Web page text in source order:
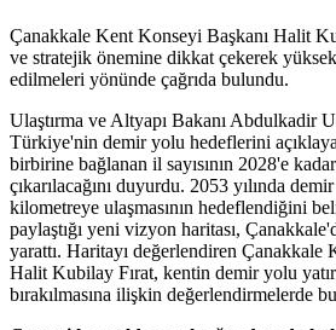
Çanakkale Kent Konseyi Başkanı Halit
ve stratejik önemine dikkat çekerek yüksek
edilmeleri yönünde çağrıda bulundu.
Ulaştırma ve Altyapı Bakanı Abdulkadir
Türkiye'nin demir yolu hedeflerini
birbirine bağlanan il sayısının 2028'e
çıkarılacağını duyurdu. 2053 yılında
kilometreye ulaşmasının hedeflendiğini
paylaştığı yeni vizyon haritası,
yarattı. Haritayı değerlendiren Çanakkale
Halit Kubilay Fırat, kentin demir yolu
bırakılmasına ilişkin değerlendirmelerde